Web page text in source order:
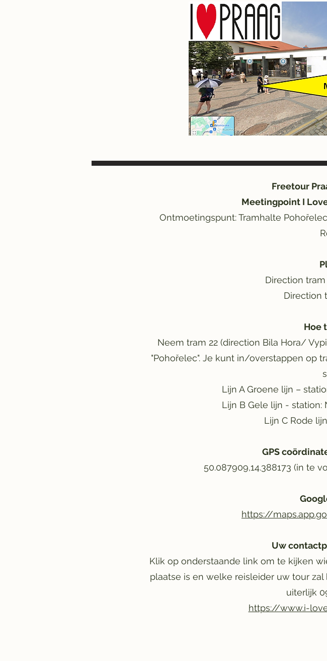
Freetour
Meetingpoint I
Ontmoetingspunt: Tramhalte
Direction
Direction
Hoe
Neem tram 22 (direction Bila Hora/
"Pohořelec". Je kunt in/overstappen op
Lijn A Groene lijn –
Lijn B Gele lijn -
Lijn C Rode
GPS
50.087909,14.388173 (in te
https://
Uw
Klik op onderstaande link om te kijken
plaatse is en welke reisleider uw tour
uiterlijk
https://www.i-